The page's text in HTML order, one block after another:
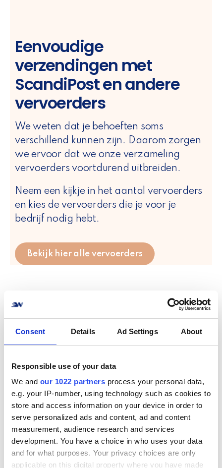
Consent Details Ad Settings About
Responsible use of your data
We and our 1022 partners process your personal data,
e.g. your IP-number, using technology such as cookies to
store and access information on your device in order to
serve personalized ads and content, ad and content
measurement, audience research and services
development. You have a choice in who uses your data
and for what purposes. Your privacy choices are only
applicable on this digital property where you have made
Eenvoudige
verzendingen met
ScandiPost en andere
vervoerders
We weten dat je behoeften soms
verschillend kunnen zijn. Daarom zorgen
we ervoor dat we onze verzameling
vervoerders voortdurend uitbreiden.
Neem een kijkje in het aantal vervoerders
en kies de vervoerders die je voor je
bedrijf nodig hebt.
Bekijk hier alle vervoerders
Hoe verbind je
ScandiPost met jouw
online winkel? Geen
probleem!
Verbind je online winkel of systeem met
ScandiPost in een handomdraai. We
ondersteunen de meest voorkomende e-
commerce systemen, marktplaatsen, en ERP